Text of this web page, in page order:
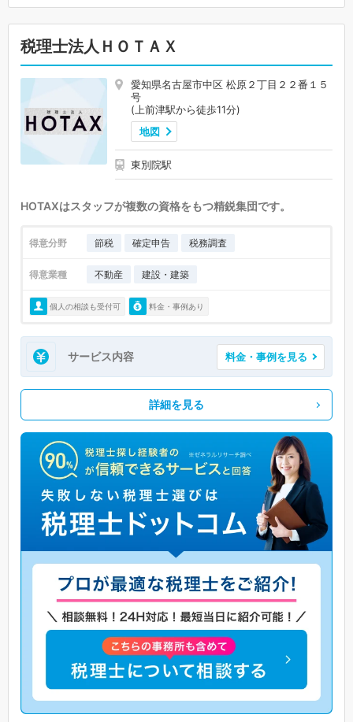
税理士法人ＨＯＴＡＸ
愛知県名古屋市中区 松原２丁目２２番１５
号
(上前津駅から徒歩11分)
地図
東別院駅
HOTAXはスタッフが複数の資格をもつ精鋭集団です。
得意分野 節税 確定申告 税務調査
得意業種 不動産 建設・建築
個人の相談も受付可 料金・事例あり
サービス内容 料金・事例を見る
詳細を見る